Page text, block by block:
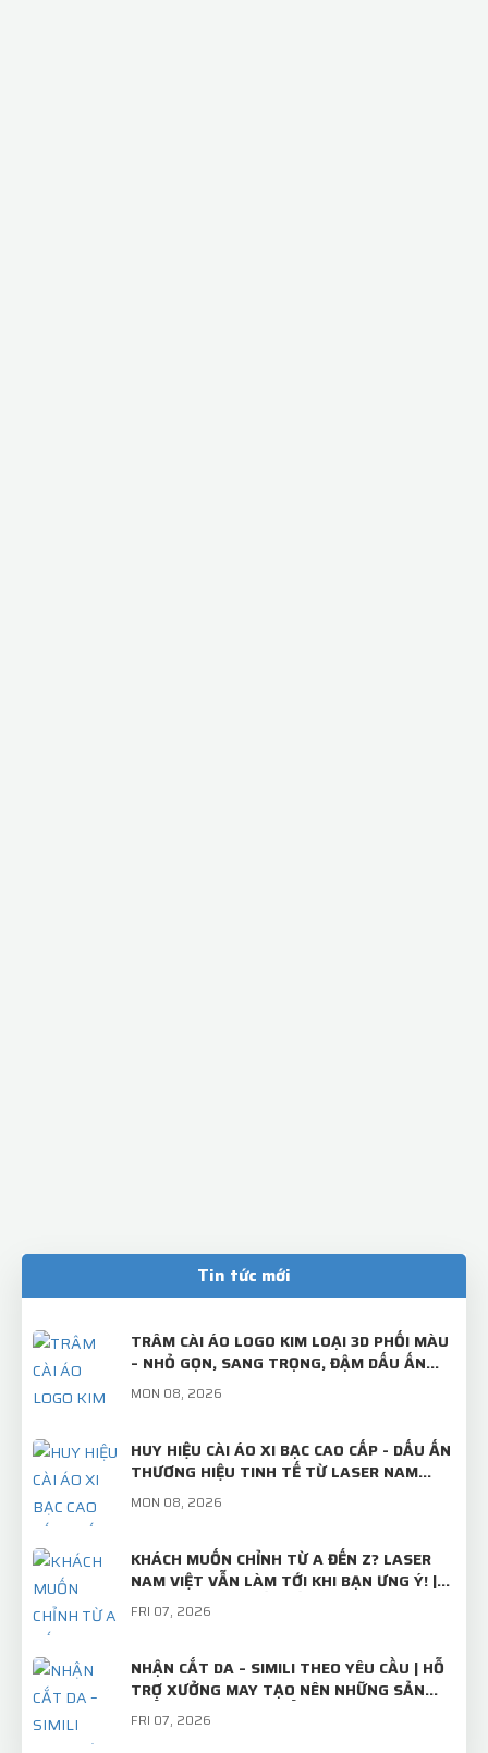
Tin tức mới
TRÂM CÀI ÁO LOGO KIM LOẠI 3D PHỐI MÀU
– NHỎ GỌN, SANG TRỌNG, ĐẬM DẤU ẤN
THƯƠNG HIỆU!
MON 08, 2026
HUY HIỆU CÀI ÁO XI BẠC CAO CẤP - DẤU ẤN
THƯƠNG HIỆU TINH TẾ TỪ LASER NAM
VIỆT
MON 08, 2026
KHÁCH MUỐN CHỈNH TỪ A ĐẾN Z? LASER
NAM VIỆT VẪN LÀM TỚI KHI BẠN ƯNG Ý! |
TRÂM CÀI ÁO THIẾT KẾ RIÊNG
FRI 07, 2026
NHẬN CẮT DA – SIMILI THEO YÊU CẦU | HỖ
TRỢ XƯỞNG MAY TẠO NÊN NHỮNG SẢN
PHẨM CHỈN CHU, CHUẨN ĐẸP
FRI 07, 2026